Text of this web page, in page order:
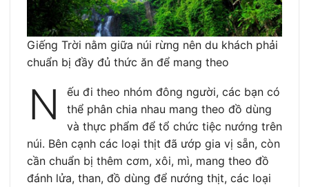
Giếng Trời nằm giữa núi rừng nên du khách phải
chuẩn bị đầy đủ thức ăn để mang theo
N
ếu đi theo nhóm đông người, các bạn có
thể phân chia nhau mang theo đồ dùng
và thực phẩm để tổ chức tiệc nướng trên
núi. Bên cạnh các loại thịt đã ướp gia vị sẵn, còn
cần chuẩn bị thêm cơm, xôi, mì, mang theo đồ
đánh lửa, than, đồ dùng để nướng thịt, các loại